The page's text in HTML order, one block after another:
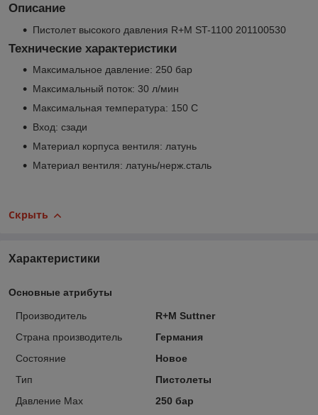
Описание
Пистолет высокого давления R+M ST-1100 201100530
Технические характеристики
Максимальное давление: 250 бар
Максимальный поток: 30 л/мин
Максимальная температура: 150 С
Вход: сзади
Материал корпуса вентиля: латунь
Материал вентиля: латунь/нерж.сталь
Скрыть
Характеристики
Основные атрибуты
Производитель
R+M Suttner
Страна производитель
Германия
Состояние
Новое
Тип
Пистолеты
Давление Max
250 бар